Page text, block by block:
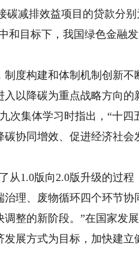
碳减排效益项目的贷款分别
和目标下，我国绿色金融
度构建和体制机制创新不
以降碳为重点战略方向的
集体学习时指出，“十四
协同增效、促进经济社会
1.0版向2.0版升级的过程
理、废物循环四个环节协
整的新阶段。”在国家发
展方式为目标，加快建立